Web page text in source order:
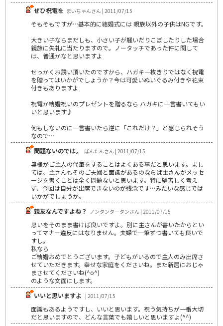
ぜひ祝電を まいちゃんさん | 2011/07/15
そもそもですが…基本的に結婚式には 親族以外の子供はNGです。
大きい子ならまだしも、小さい子が騒いだりこぼしたりした場合
親族に失礼に当たりますので。ノータッチであった件に関して
は、普通かなと思いますよ
せっかくお誘い頂いたのですから、ハガキ一枚きりではなく祝電
を贈ってはいかがでしょうか？今は可愛いぬいぐるみ付きや花束
付きもありますよ
祝電か結婚祝いのプレゼントを贈るなら ハガキに一言書いてもい
いと思います♪
何もしないのに一言書いたら逆に「これだけ？」と感じられそう
なので…
問題ないのでは。
ぼんたんさん | 2011/07/15
奥様がご主人の代筆をすることはよくある事だと思います。まし
ては、主さんもそのご夫婦と面識があるのならば主さんがメッセ
ージを書くことは全く問題ないと思います。特に堅苦しく考え
ず、今回は自分が出席できないのが残念です…みたいな感じでは
いかがでしょうか。
親友なんですよね？
ノンタンタータンさん | 2011/07/15
思いをそのまま書けば良いですよ。別に主さんが書いたからとい
ってマナー違反にはなりません。夫婦で一筆ずつ書いても良いで
すし。
私なら
ご結婚おめでとうございます。子どもがいるので主人のみ出席さ
せていただきます。幸せな家庭をくださいね。また新居におじゃ
まさせてくださいね(^o^)
のような文面にします。
いいと思いますよ | 2011/07/15
面識もあるようですし、いいと思います。祝う気持ちが一番大切
だと思いますので、どんな言葉でも嬉しいと思いますよ(^^)